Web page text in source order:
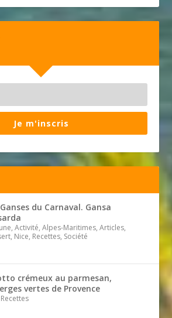
Je m'inscris
du Carnaval. Gansa
Activité, Alpes-Maritimes, Articles,
Nice, Recettes, Société
crémeux au parmesan,
vertes de Provence